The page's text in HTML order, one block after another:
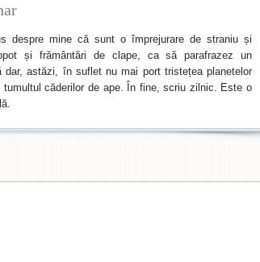
despre mine că sunt o împrejurare de straniu și
și frământări de clape, ca să parafrazez un
dar, astăzi, în suflet nu mai port tristețea planetelor
căderilor de ape. În fine, scriu zilnic. Este o